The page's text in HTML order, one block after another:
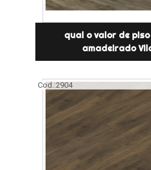
qual o valor de
amadeirado
Cod.:2904